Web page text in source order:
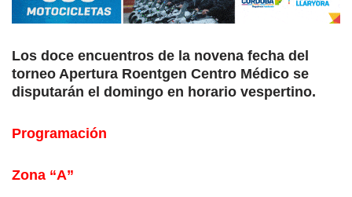
Los doce encuentros de la novena fecha del
torneo Apertura Roentgen Centro Médico se
disputarán el domingo en horario vespertino.
Programación
Zona “A”